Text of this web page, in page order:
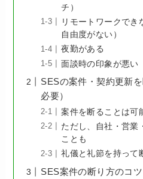
チ）
リモートワークでき
自由度がない）
夜勤がある
面談時の印象が悪い
SESの案件・契約更新
必要）
案件を断ることは可
ただし、自社・営業
ことも
礼儀と礼節を持って
SES案件の断り方のコ